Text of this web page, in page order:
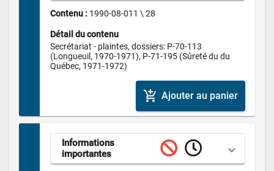
Contenu : 1990-08-011 \ 28
Détail du contenu
Secrétariat - plaintes, dossiers: P-70-113
(Longueuil, 1970-1971), P-71-195 (Sûreté du du
Québec, 1971-1972)
add_shopping_cart Ajouter au panier
Informations
importantes